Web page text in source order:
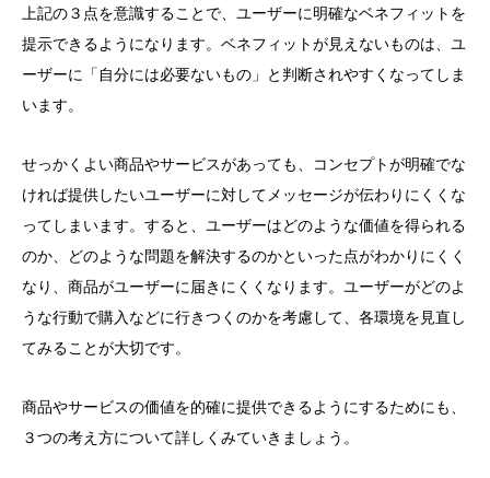
上記の３点を意識することで、ユーザーに明確なベネフィットを
提示できるようになります。ベネフィットが見えないものは、ユ
ーザーに「自分には必要ないもの」と判断されやすくなってしま
います。
せっかくよい商品やサービスがあっても、コンセプトが明確でな
ければ提供したいユーザーに対してメッセージが伝わりにくくな
ってしまいます。すると、ユーザーはどのような価値を得られる
のか、どのような問題を解決するのかといった点がわかりにくく
なり、商品がユーザーに届きにくくなります。ユーザーがどのよ
うな行動で購入などに行きつくのかを考慮して、各環境を見直し
てみることが大切です。
商品やサービスの価値を的確に提供できるようにするためにも、
３つの考え方について詳しくみていきましょう。